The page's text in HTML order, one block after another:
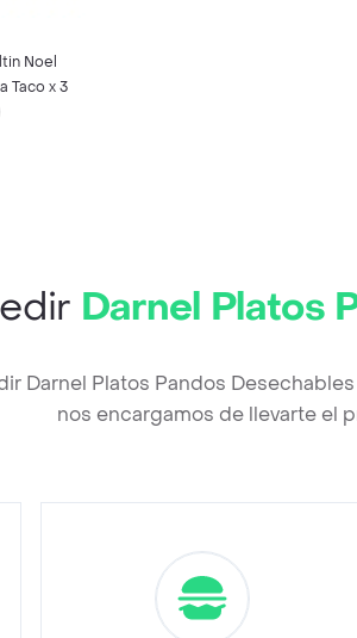
Noel
Taco x 3
Darnel Platos
Darnel Platos Pandos
nos encargamos de llevarte el